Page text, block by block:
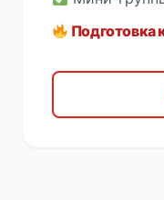
Подготовка